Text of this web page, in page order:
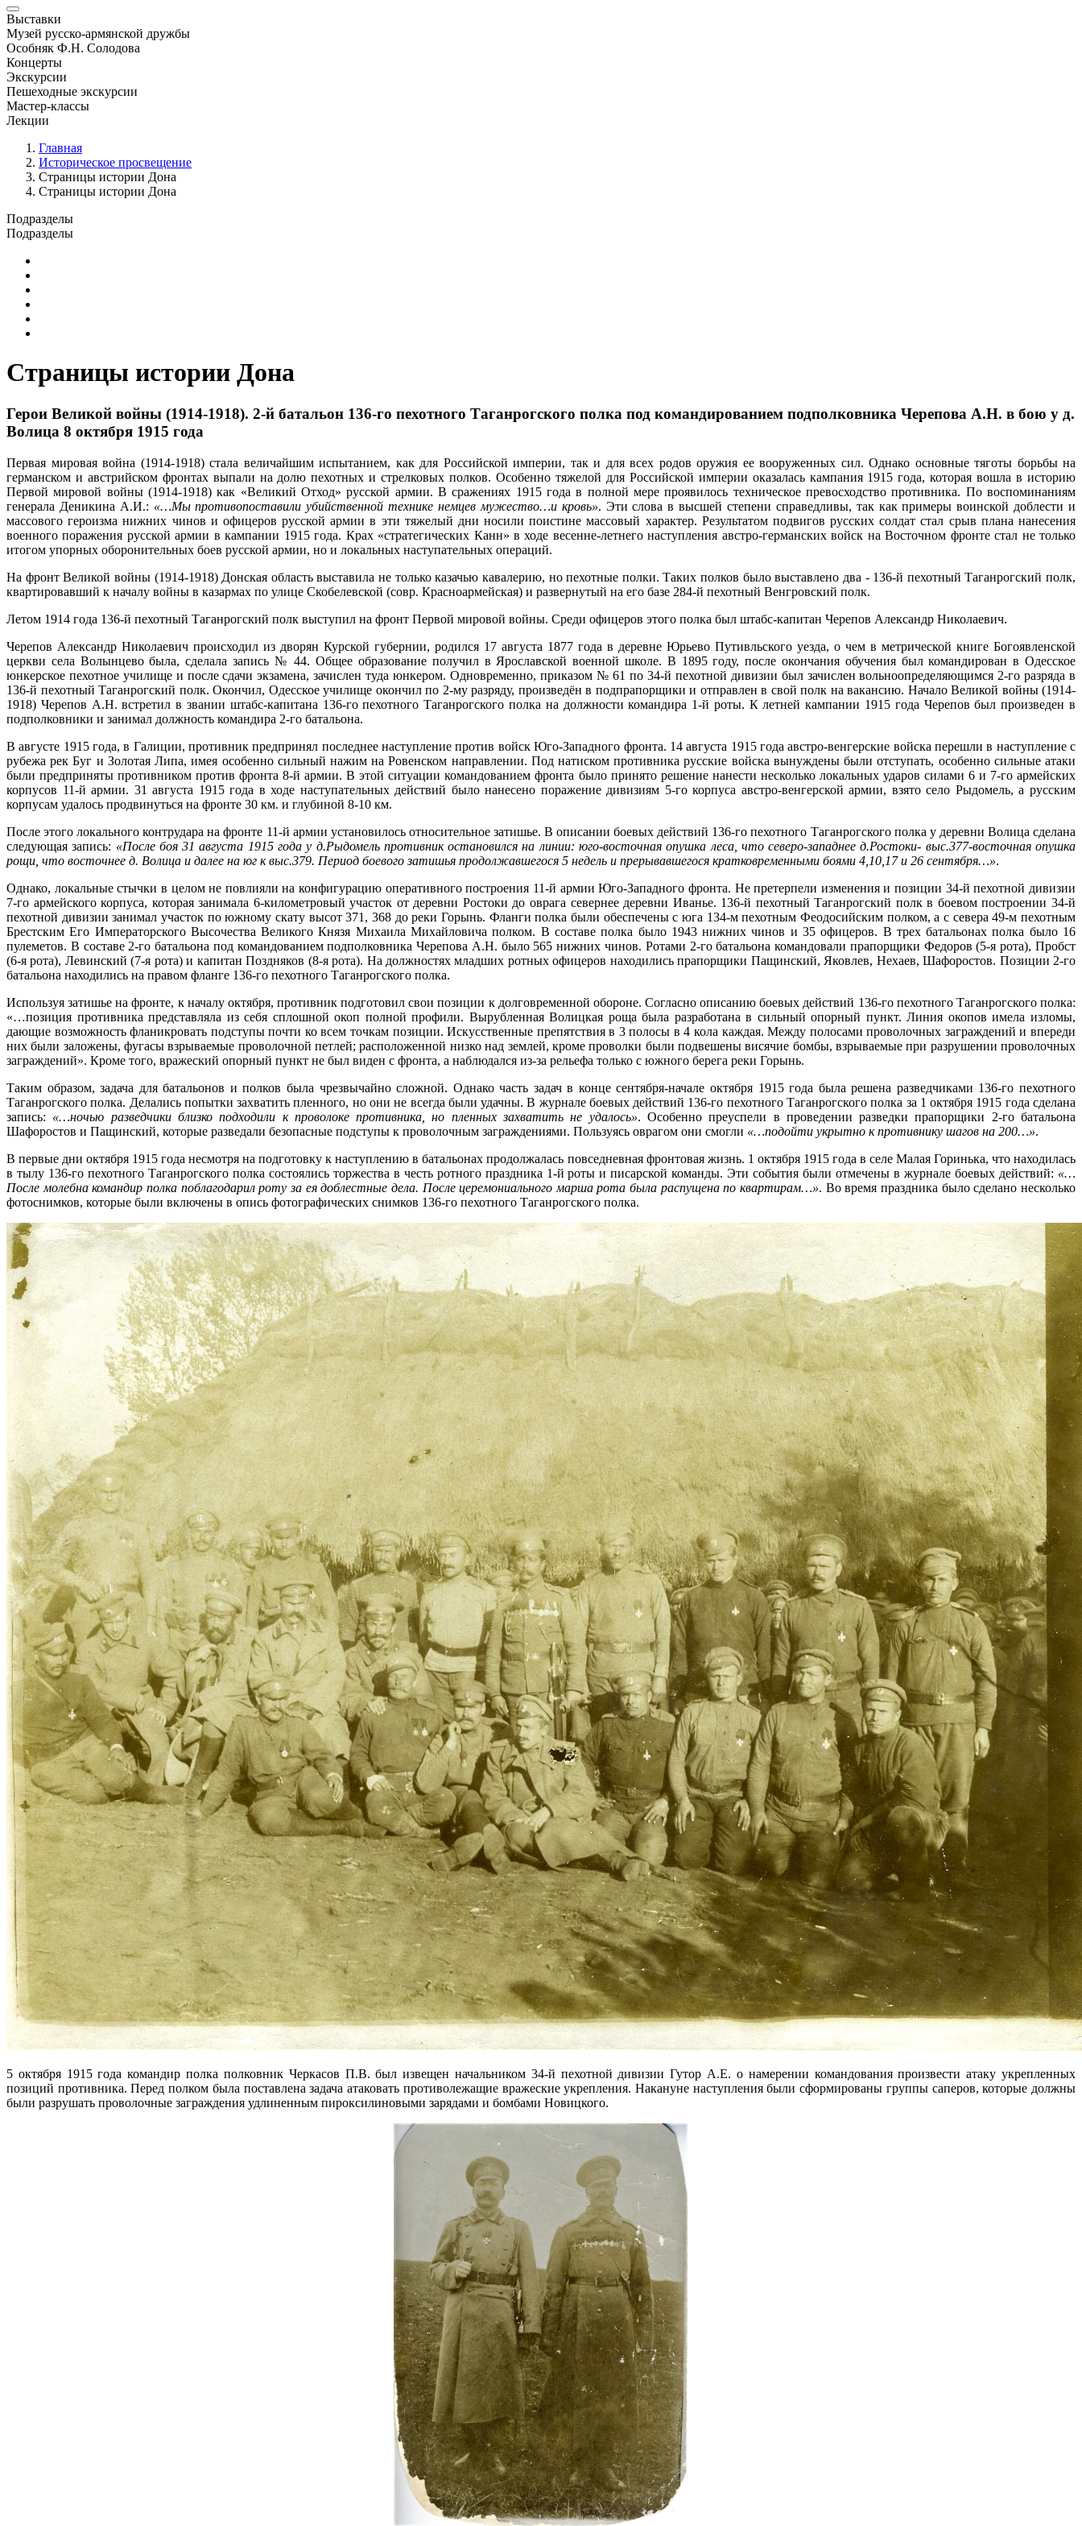
Выставки
Музей русско-армянской дружбы
Особняк Ф.Н. Солодова
Концерты
Экскурсии
Пешеходные экскурсии
Мастер-классы
Лекции
Главная
Историческое просвещение
Страницы истории Дона
Страницы истории Дона
Подразделы
Подразделы
Страницы истории Дона
Герои Великой войны (1914-1918). 2-й батальон 136-го пехотного Таганрогского полка под командированием подполковника Черепова А.Н. в бою у д.
Волица 8 октября 1915 года
Первая мировая война (1914-1918) стала величайшим испытанием, как для Российской империи, так и для всех родов оружия ее вооруженных сил. Однако основные тяготы борьбы на
германском и австрийском фронтах выпали на долю пехотных и стрелковых полков. Особенно тяжелой для Российской империи оказалась кампания 1915 года, которая вошла в историю
Первой мировой войны (1914-1918) как «Великий Отход» русской армии. В сражениях 1915 года в полной мере проявилось техническое превосходство противника. По воспоминаниям
генерала Деникина А.И.: «…Мы противопоставили убийственной технике немцев мужество…и кровь». Эти слова в высшей степени справедливы, так как примеры воинской доблести и
массового героизма нижних чинов и офицеров русской армии в эти тяжелый дни носили поистине массовый характер. Результатом подвигов русских солдат стал срыв плана нанесения
военного поражения русской армии в кампании 1915 года. Крах «стратегических Канн» в ходе весенне-летнего наступления австро-германских войск на Восточном фронте стал не только
итогом упорных оборонительных боев русской армии, но и локальных наступательных операций.
На фронт Великой войны (1914-1918) Донская область выставила не только казачью кавалерию, но пехотные полки. Таких полков было выставлено два - 136-й пехотный Таганрогский полк,
квартировавший к началу войны в казармах по улице Скобелевской (совр. Красноармейская) и развернутый на его базе 284-й пехотный Венгровский полк.
Летом 1914 года 136-й пехотный Таганрогский полк выступил на фронт Первой мировой войны. Среди офицеров этого полка был штабс-капитан Черепов Александр Николаевич.
Черепов Александр Николаевич происходил из дворян Курской губернии, родился 17 августа 1877 года в деревне Юрьево Путивльского уезда, о чем в метрической книге Богоявленской
церкви села Волынцево была, сделала запись № 44. Общее образование получил в Ярославской военной школе. В 1895 году, после окончания обучения был командирован в Одесское
юнкерское пехотное училище и после сдачи экзамена, зачислен туда юнкером. Одновременно, приказом № 61 по 34-й пехотной дивизии был зачислен вольноопределяющимся 2-го разряда в
136-й пехотный Таганрогский полк. Окончил, Одесское училище окончил по 2-му разряду, произведён в подпрапорщики и отправлен в свой полк на вакансию. Начало Великой войны (1914-
1918) Черепов А.Н. встретил в звании штабс-капитана 136-го пехотного Таганрогского полка на должности командира 1-й роты. К летней кампании 1915 года Черепов был произведен в
подполковники и занимал должность командира 2-го батальона.
В августе 1915 года, в Галиции, противник предпринял последнее наступление против войск Юго-Западного фронта. 14 августа 1915 года австро-венгерские войска перешли в наступление с
рубежа рек Буг и Золотая Липа, имея особенно сильный нажим на Ровенском направлении. Под натиском противника русские войска вынуждены были отступать, особенно сильные атаки
были предприняты противником против фронта 8-й армии. В этой ситуации командованием фронта было принято решение нанести несколько локальных ударов силами 6 и 7-го армейских
корпусов 11-й армии. 31 августа 1915 года в ходе наступательных действий было нанесено поражение дивизиям 5-го корпуса австро-венгерской армии, взято село Рыдомель, а русским
корпусам удалось продвинуться на фронте 30 км. и глубиной 8-10 км.
После этого локального контрудара на фронте 11-й армии установилось относительное затишье. В описании боевых действий 136-го пехотного Таганрогского полка у деревни Волица сделана
следующая запись: «После боя 31 августа 1915 года у д.Рыдомель противник остановился на линии: юго-восточная опушка леса, что северо-западнее д.Ростоки- выс.377-восточная опушка
рощи, что восточнее д. Волица и далее на юг к выс.379. Период боевого затишья продолжавшегося 5 недель и прерывавшегося кратковременными боями 4,10,17 и 26 сентября…».
Однако, локальные стычки в целом не повлияли на конфигурацию оперативного построения 11-й армии Юго-Западного фронта. Не претерпели изменения и позиции 34-й пехотной дивизии
7-го армейского корпуса, которая занимала 6-километровый участок от деревни Ростоки до оврага севернее деревни Иванье. 136-й пехотный Таганрогский полк в боевом построении 34-й
пехотной дивизии занимал участок по южному скату высот 371, 368 до реки Горынь. Фланги полка были обеспечены с юга 134-м пехотным Феодосийским полком, а с севера 49-м пехотным
Брестским Его Императорского Высочества Великого Князя Михаила Михайловича полком. В составе полка было 1943 нижних чинов и 35 офицеров. В трех батальонах полка было 16
пулеметов. В составе 2-го батальона под командованием подполковника Черепова А.Н. было 565 нижних чинов. Ротами 2-го батальона командовали прапорщики Федоров (5-я рота), Пробст
(6-я рота), Левинский (7-я рота) и капитан Поздняков (8-я рота). На должностях младших ротных офицеров находились прапорщики Пащинский, Яковлев, Нехаев, Шафоростов. Позиции 2-го
батальона находились на правом фланге 136-го пехотного Таганрогского полка.
Используя затишье на фронте, к началу октября, противник подготовил свои позиции к долговременной обороне. Согласно описанию боевых действий 136-го пехотного Таганрогского полка:
«…позиция противника представляла из себя сплошной окоп полной профили. Вырубленная Волицкая роща была разработана в сильный опорный пункт. Линия окопов имела изломы,
дающие возможность фланикровать подступы почти ко всем точкам позиции. Искусственные препятствия в 3 полосы в 4 кола каждая. Между полосами проволочных заграждений и впереди
них были заложены, фугасы взрываемые проволочной петлей; расположенной низко над землей, кроме проволки были подвешены висячие бомбы, взрываемые при разрушении проволочных
заграждений». Кроме того, вражеский опорный пункт не был виден с фронта, а наблюдался из-за рельефа только с южного берега реки Горынь.
Таким образом, задача для батальонов и полков была чрезвычайно сложной. Однако часть задач в конце сентября-начале октября 1915 года была решена разведчиками 136-го пехотного
Таганрогского полка. Делались попытки захватить пленного, но они не всегда были удачны. В журнале боевых действий 136-го пехотного Таганрогского полка за 1 октября 1915 года сделана
запись: «…ночью разведчики близко подходили к проволоке противника, но пленных захватить не удалось». Особенно преуспели в проведении разведки прапорщики 2-го батальона
Шафоростов и Пащинский, которые разведали безопасные подступы к проволочным заграждениями. Пользуясь оврагом они смогли «…подойти укрытно к противнику шагов на 200…».
В первые дни октября 1915 года несмотря на подготовку к наступлению в батальонах продолжалась повседневная фронтовая жизнь. 1 октября 1915 года в селе Малая Горинька, что находилась
в тылу 136-го пехотного Таганрогского полка состоялись торжества в честь ротного праздника 1-й роты и писарской команды. Эти события были отмечены в журнале боевых действий: «…
После молебна командир полка поблагодарил роту за ея доблестные дела. После церемониального марша рота была распущена по квартирам…». Во время праздника было сделано несколько
фотоснимков, которые были включены в опись фотографических снимков 136-го пехотного Таганрогского полка.
5 октября 1915 года командир полка полковник Черкасов П.В. был извещен начальником 34-й пехотной дивизии Гутор А.Е. о намерении командования произвести атаку укрепленных
позиций противника. Перед полком была поставлена задача атаковать противолежащие вражеские укрепления. Накануне наступления были сформированы группы саперов, которые должны
были разрушать проволочные заграждения удлиненным пироксилиновыми зарядами и бомбами Новицкого.